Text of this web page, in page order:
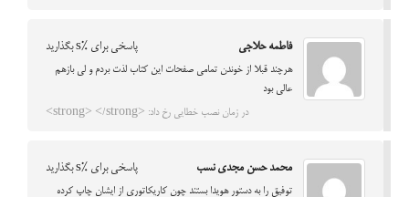
فاطمه حلاجی پاسخی برای %s بگذارید
هرچند قبلا از خوندن تمامی صفحات این کتاب لذت بردم و لی بازهم
عالی بود
در زمان نصب خطایی رخ داد: <strong> </strong>
محمد حسن مجدی نسب پاسخی برای %s بگذارید
توفیق را به دستور هویدا بستند چون کاریکاتوری از ایشان چاپ کرده